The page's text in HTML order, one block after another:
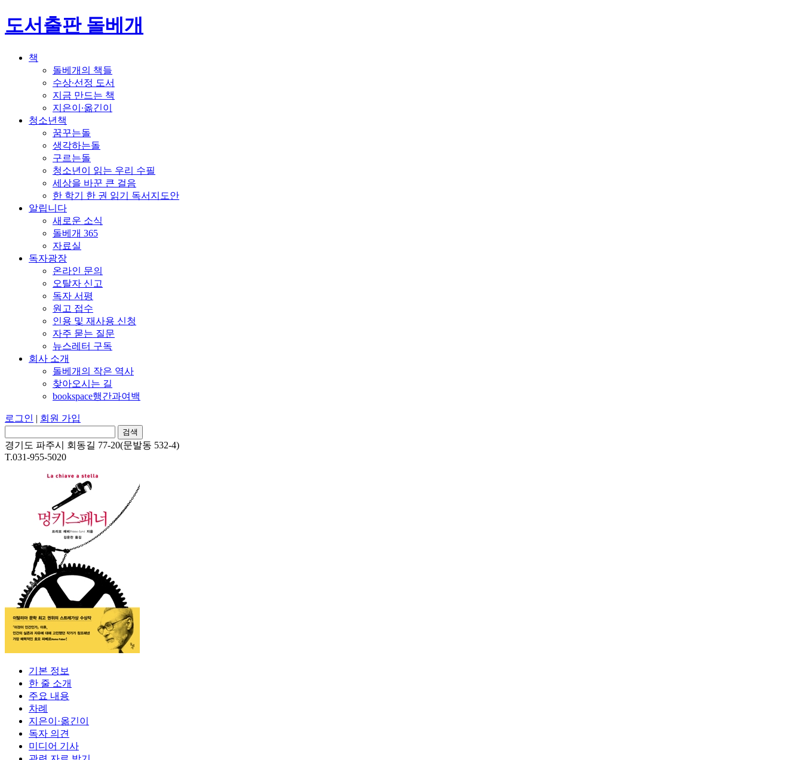
도서출판 돌베개
책
돌베개의 책들
수상∙선정 도서
지금 만드는 책
지은이∙옮긴이
청소년책
꿈꾸는돌
생각하는돌
구르는돌
청소년이 읽는 우리 수필
세상을 바꾼 큰 걸음
한 학기 한 권 읽기 독서지도안
알립니다
새로운 소식
돌베개 365
자료실
독자광장
온라인 문의
오탈자 신고
독자 서평
원고 접수
인용 및 재사용 신청
자주 묻는 질문
뉴스레터 구독
회사 소개
돌베개의 작은 역사
찾아오시는 길
bookspace행간과여백
로그인 | 회원 가입
경기도 파주시 회동길 77-20(문발동 532-4)
T.031-955-5020
기본 정보
한 줄 소개
주요 내용
차례
지은이·옮긴이
독자 의견
미디어 기사